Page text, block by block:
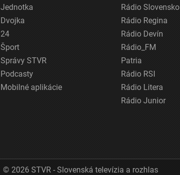
Jednotka
Dvojka
24
Šport
Správy STVR
Podcasty
Mobilné aplikácie
Rádio Slovensko
Rádio Regina
Rádio Devín
Rádio_FM
Patria
Rádio RSI
Rádio Litera
Rádio Junior
© 2026 STVR - Slovenská televízia a rozhlas